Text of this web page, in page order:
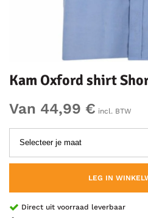
Kam Oxford shirt
Van 44,99 € incl. BTW
LEG IN
Direct uit voorraad leverbaar